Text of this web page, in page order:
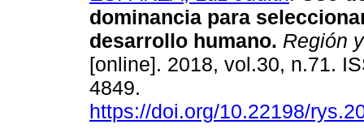
dominancia para
desarrollo humano. Región
[online]. 2018, vol.30, n.71.
4849.
https://doi.org/10.22198/